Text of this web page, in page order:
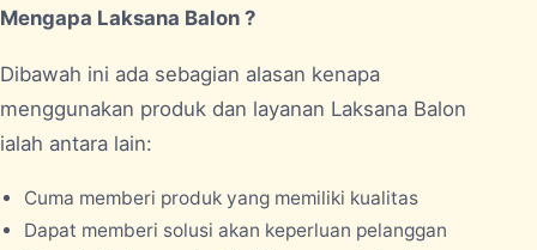
Mengapa Laksana Balon ?
Dibawah ini ada sebagian alasan kenapa
menggunakan produk dan layanan Laksana Balon
ialah antara lain:
Cuma memberi produk yang memiliki kualitas
Dapat memberi solusi akan keperluan pelanggan